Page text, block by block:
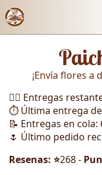
Enlaces de
Contacto
Galería
Cómo Hacer un
Llámanos
¡Envía flores a
🏃‍♂️ Entregas
⏱️ Última entrega
📝 Entregas en cola:
🌷 Último pedido
Resenas: ⭐268 -